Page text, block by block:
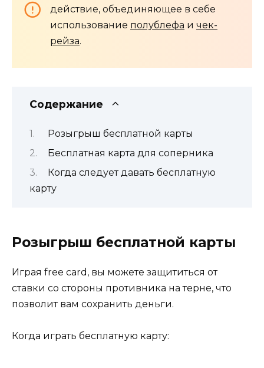
действие, объединяющее в себе
использование полублефа и чек-
рейза.
Содержание
Розыгрыш бесплатной карты
Бесплатная карта для соперника
Когда следует давать бесплатную
карту
Розыгрыш бесплатной карты
Играя free card, вы можете защититься от
ставки со стороны противника на терне, что
позволит вам сохранить деньги.
Когда играть бесплатную карту: